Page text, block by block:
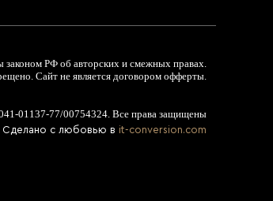
РФ об авторских и смежных правах.
Сайт не является договором офферты.
01137-77/00754324. Все права защищены
Сделано с любовью в it-conversion.com